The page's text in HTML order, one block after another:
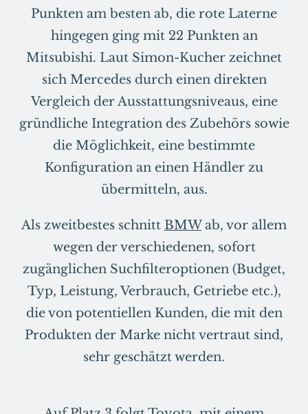
Punkten am besten ab, die rote Laterne
hingegen ging mit 22 Punkten an
Mitsubishi. Laut Simon-Kucher zeichnet
sich Mercedes durch einen direkten
Vergleich der Ausstattungsniveaus, eine
gründliche Integration des Zubehörs sowie
die Möglichkeit, eine bestimmte
Konfiguration an einen Händler zu
übermitteln, aus.
Als zweitbestes schnitt BMWab, vor allem
wegen der verschiedenen, sofort
zugänglichen Suchfilteroptionen (Budget,
Typ, Leistung, Verbrauch, Getriebe etc.),
die von potentiellen Kunden, die mit den
Produkten der Marke nicht vertraut sind,
sehr geschätzt werden.